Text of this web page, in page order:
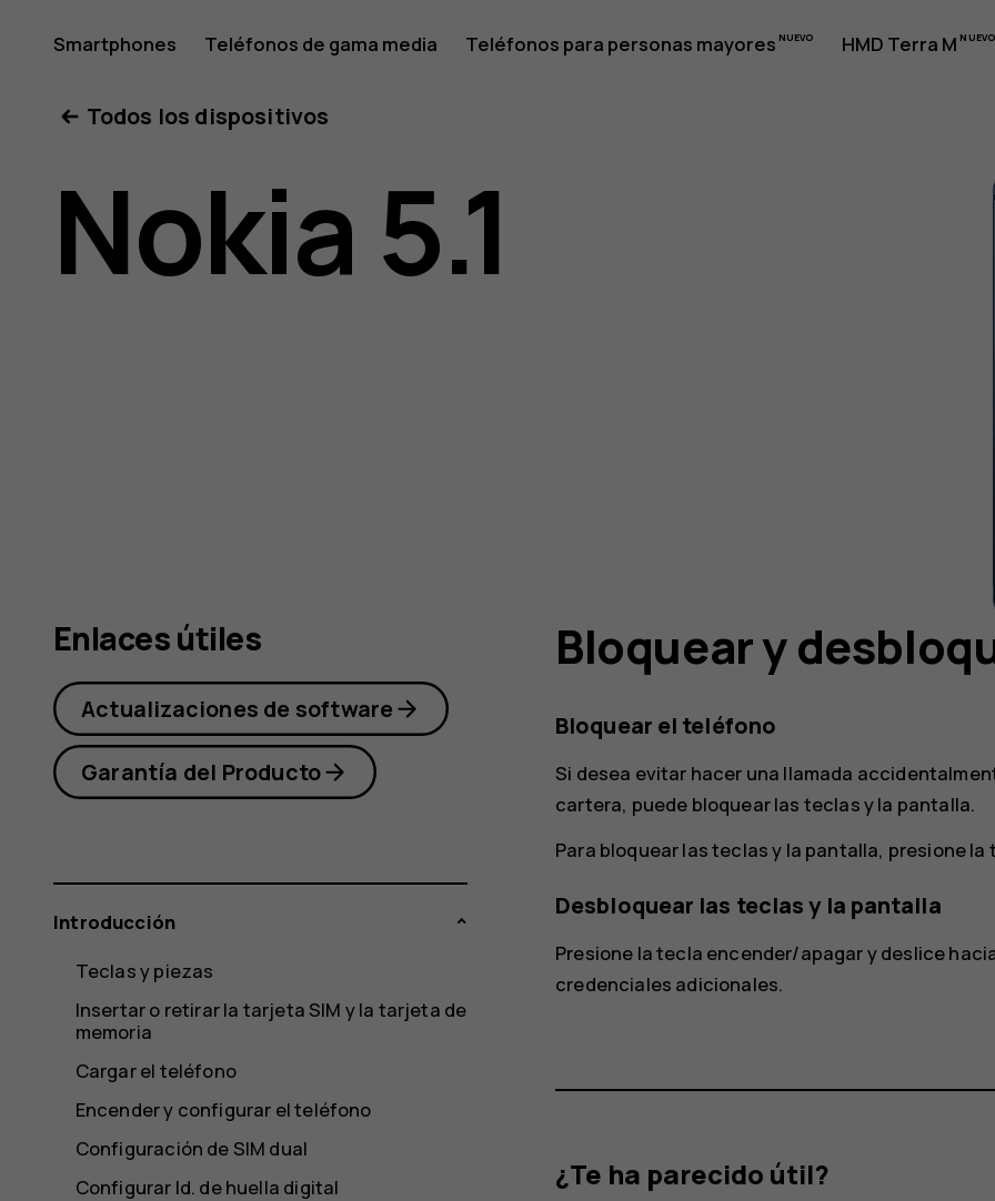
Manual
del
usuario
5.1
Smartphones Teléfonos de gama media Teléfonos para personas mayores HMD Terra M
Todos los dispositivos
Nokia 5.1
Bloquear y
Bloquear el teléfono
Si desea evitar hacer una llamada
cartera, puede bloquear las teclas y la pantalla.
Para bloquear las teclas y la pantalla, presione
Desbloquear las teclas y la pantalla
Presione la tecla encender/apagar y deslice
credenciales adicionales.
¿Te ha parecido útil?
Enlaces útiles
Actualizaciones de software
Garantía del Producto
Introducción
Teclas y piezas
Insertar o retirar la tarjeta SIM y la tarjeta de
memoria
Cargar el teléfono
Encender y configurar el teléfono
Configuración de SIM dual
Configurar Id. de huella digital